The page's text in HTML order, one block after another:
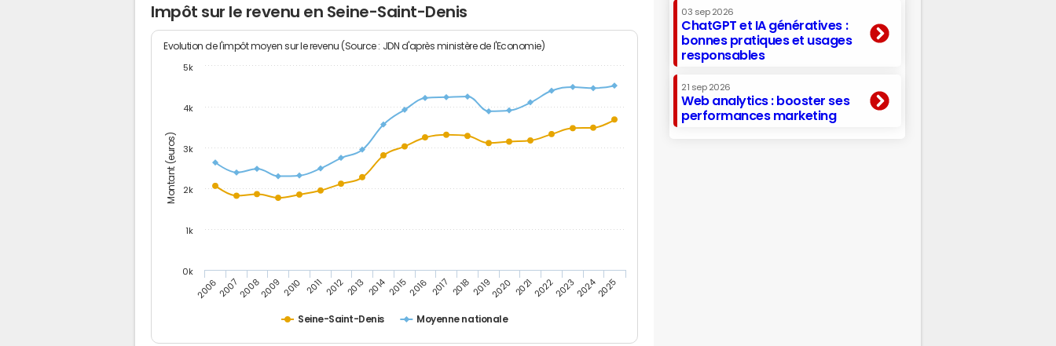
Impôt sur le revenu en Seine-Saint-Denis
Montant (euros)
Evolution de l'impôt moyen sur le revenu (Source : JDN d'après ministère de l'Economie)
Seine-Saint-Denis Moyenne nationale
20062007200820092010 2011 20122013 201420152016 2017 201820192020 20212022202320242025
0k
1k
2k
3k
4k
5k
03 sep 2026
ChatGPT et IA génératives :
bonnes pratiques et usages
responsables
21 sep 2026
Web analytics : booster ses
performances marketing